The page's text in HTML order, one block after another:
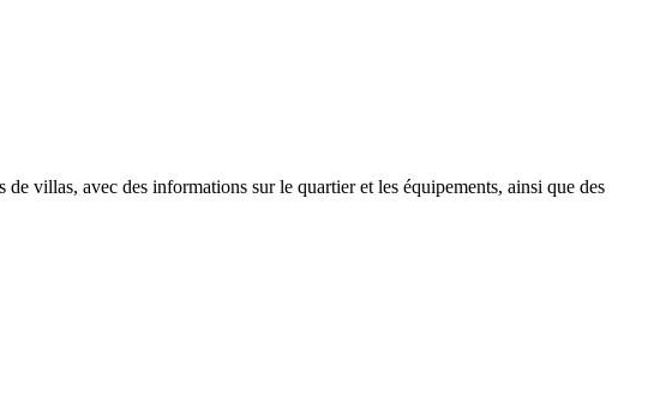
villas, avec des informations sur le quartier et les équipements, ainsi que des